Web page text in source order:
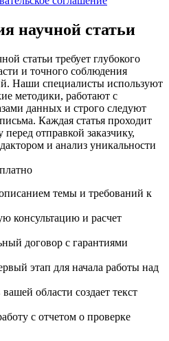
научной статьи
статьи требует глубокого
и точного соблюдения
Наши специалисты используют
методики, работают с
данных и строго следуют
Каждая статья проходит
отправкой заказчику,
и анализ уникальности
темы и требований к
консультацию и расчет
договор с гарантиями
этап для начала работы над
области создает текст
с отчетом о проверке